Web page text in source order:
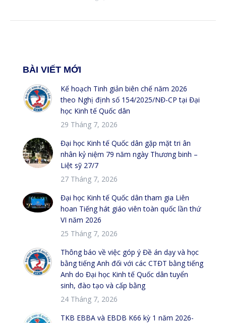
BÀI VIẾT MỚI
Kế hoạch Tinh giản biên chế năm 2026
theo Nghị định số 154/2025/NĐ-CP tại Đại
học Kinh tế Quốc dân
29 Tháng 7, 2026
Đại học Kinh tế Quốc dân gặp mặt tri ân
nhân kỷ niệm 79 năm ngày Thương binh –
Liệt sỹ 27/7
27 Tháng 7, 2026
Đại học Kinh tế Quốc dân tham gia Liên
hoan Tiếng hát giáo viên toàn quốc lần thứ
VI năm 2026
25 Tháng 7, 2026
Thông báo về việc góp ý Đề án dạy và học
bằng tiếng Anh đối với các CTĐT bằng tiếng
Anh do Đại học Kinh tế Quốc dân tuyển
sinh, đào tạo và cấp bằng
24 Tháng 7, 2026
TKB EBBA và EBDB K66 kỳ 1 năm 2026-